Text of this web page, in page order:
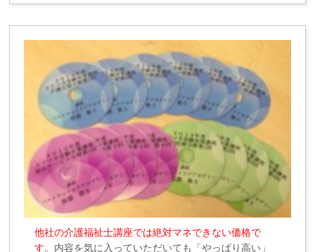
他社の介護福祉士講座では絶対マネできない価格で
す。 内容を気に入っていただいても「やっぱり高い」